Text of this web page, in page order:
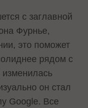
с заглавной
Фурнье,
это поможет
рядом с
он стал
Google. Все